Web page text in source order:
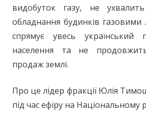
видобуток газу, не
обладнання будинків газовими
спрямує увесь
населення та не
продаж землі.
Про це лідер фракції Юлія
під час ефіру на Національному